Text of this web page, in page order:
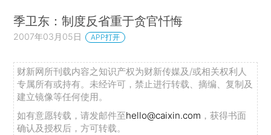
季卫东：制度反省重于贪官忏悔
2007年03月05日 APP打开
财新网所刊载内容之知识产权为财新传媒及/或相关权利人
专属所有或持有。未经许可，禁止进行转载、摘编、复制及
建立镜像等任何使用。
如有意愿转载，请发邮件至hello@caixin.com ，获得书面
确认及授权后，方可转载。